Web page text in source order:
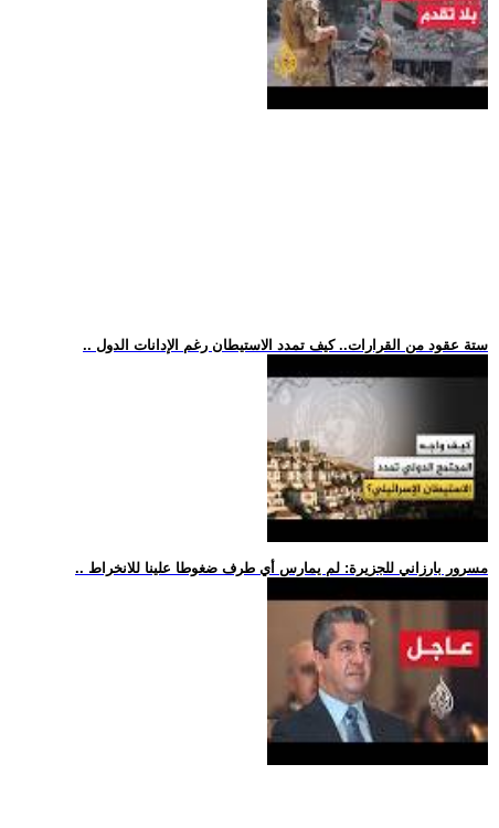
.. ستة عقود من القرارات.. كيف تمدد الاستيطان رغم الإدانات الدول
.. مسرور بارزاني للجزيرة: لم يمارس أي طرف ضغوطا علينا للانخراط